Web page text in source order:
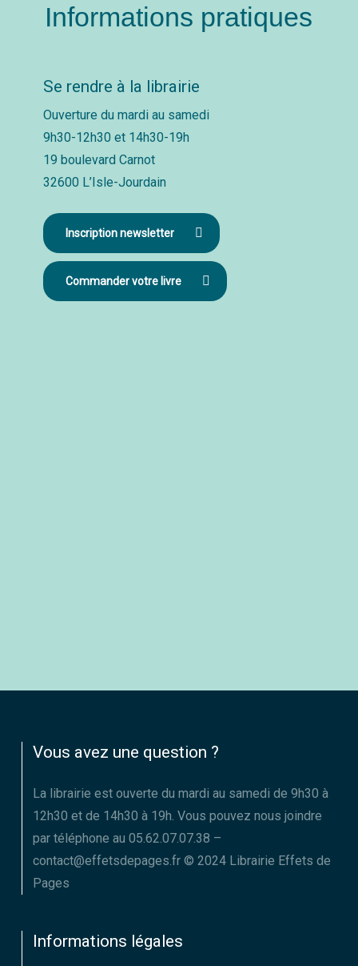
Informations pratiques
Se rendre à la librairie
Ouverture du mardi au samedi
9h30-12h30 et 14h30-19h
19 boulevard Carnot
32600 L’Isle-Jourdain
Inscription newsletter
Commander votre livre
Vous avez une question ?
La librairie est ouverte du mardi au samedi de 9h30 à
12h30 et de 14h30 à 19h. Vous pouvez nous joindre
par téléphone au 05.62.07.07.38 –
contact@effetsdepages.fr © 2024 Librairie Effets de
Pages
Informations légales